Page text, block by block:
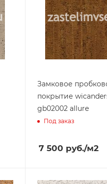
Замковое
покрытие
gb02002 allure
Под заказ
7 500 руб./м2